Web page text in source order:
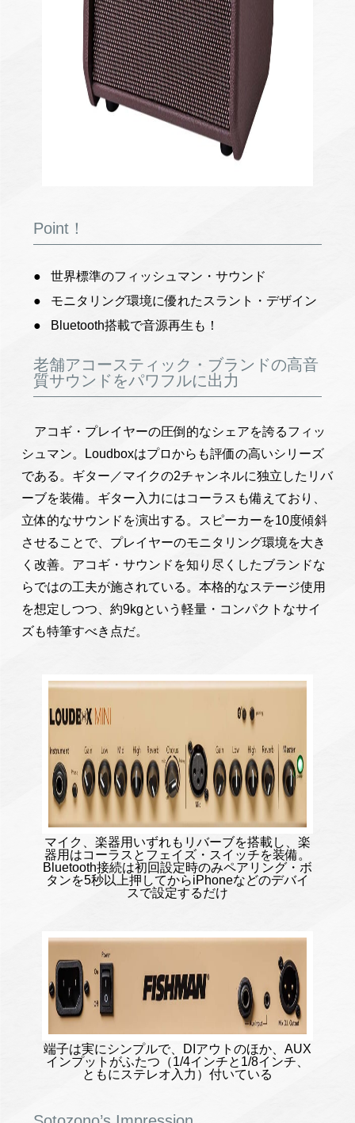
Point！
世界標準のフィッシュマン・サウンド
モニタリング環境に優れたスラント・デザイン
Bluetooth搭載で音源再生も！
老舗アコースティック・ブランドの高音
質サウンドをパワフルに出力
アコギ・プレイヤーの圧倒的なシェアを誇るフィッ
シュマン。Loudboxはプロからも評価の高いシリーズ
である。ギター／マイクの2チャンネルに独立したリバ
ーブを装備。ギター入力にはコーラスも備えており、
立体的なサウンドを演出する。スピーカーを10度傾斜
させることで、プレイヤーのモニタリング環境を大き
く改善。アコギ・サウンドを知り尽くしたブランドな
らではの工夫が施されている。本格的なステージ使用
を想定しつつ、約9kgという軽量・コンパクトなサイ
ズも特筆すべき点だ。
マイク、楽器用いずれもリバーブを搭載し、楽
器用はコーラスとフェイズ・スイッチを装備。
Bluetooth接続は初回設定時のみペアリング・ボ
タンを5秒以上押してからiPhoneなどのデバイ
スで設定するだけ
端子は実にシンプルで、DIアウトのほか、AUX
インプットがふたつ（1/4インチと1/8インチ、
ともにステレオ入力）付いている